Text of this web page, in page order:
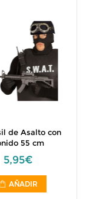
de Asalto con
55 cm
5,95€
AÑADIR